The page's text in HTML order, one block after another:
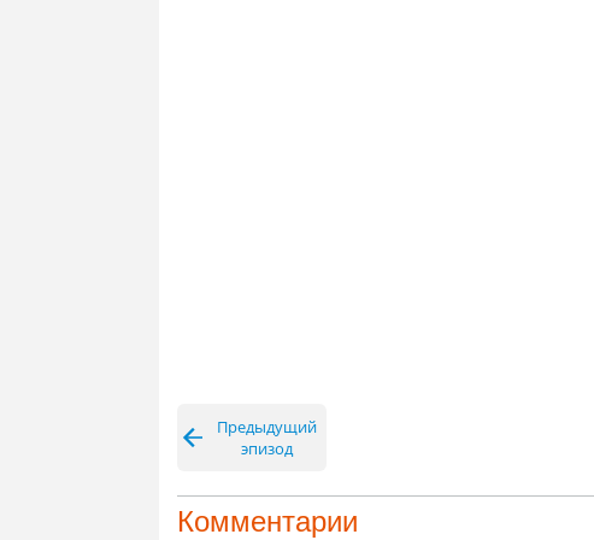
Предыдущий
эпизод
Комментарии